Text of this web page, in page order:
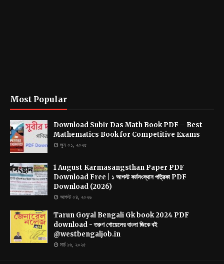
Most Popular
Download Subir Das Math Book PDF – Best
Mathematics Book for Competitive Exams
জুন ০১, ২০২৫
1 August Karmasangsthan Paper PDF
Download Free | ১ আগস্ট কর্মসংস্থান পত্রিকা PDF
Download (2026)
আগস্ট ০৪, ২০২৬
Tarun Goyal Bengali Gk book 2024 PDF
download - তরুণ গোয়েলের বাংলা জিকে বই
@westbengaljob.in
মার্চ ১৬, ২০২৫